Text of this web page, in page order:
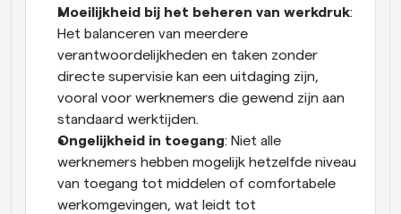
Moeilijkheid bij het beheren van werkdruk:
Het balanceren van meerdere
verantwoordelijkheden en taken zonder
directe supervisie kan een uitdaging zijn,
vooral voor werknemers die gewend zijn aan
standaard werktijden.
Ongelijkheid in toegang: Niet alle
werknemers hebben mogelijk hetzelfde niveau
van toegang tot middelen of comfortabele
werkomgevingen, wat leidt tot